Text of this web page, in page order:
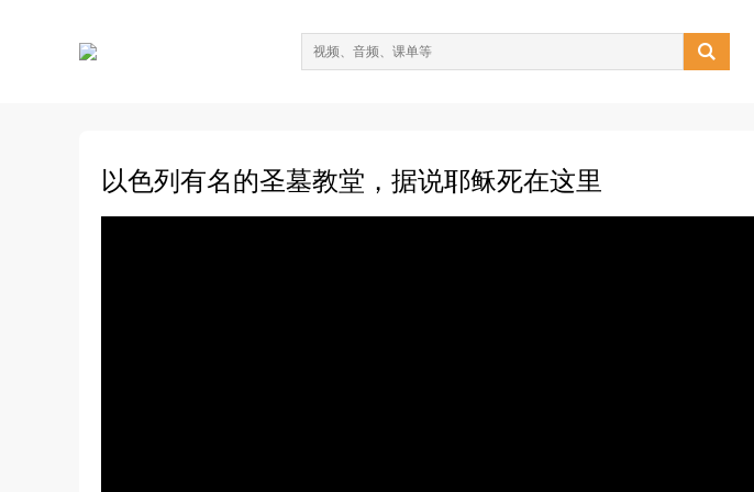

以色列有名的圣墓教堂，据说耶稣死在这里